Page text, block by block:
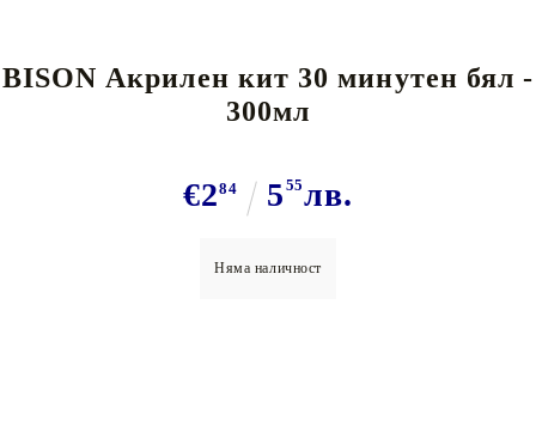
BISON Акрилен кит 30 минутен бял -
300мл
€284 5 55лв.
Няма наличност